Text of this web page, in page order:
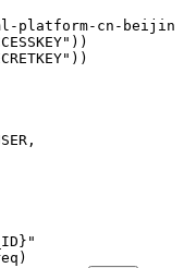
platform-cn-
" ))
" ))
,
"
)